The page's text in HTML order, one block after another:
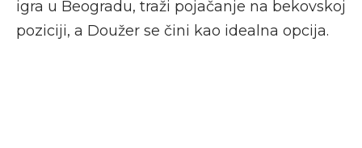
igra u Beogradu, traži pojačanje na bekovskoj
poziciji, a Doužer se čini kao idealna opcija.